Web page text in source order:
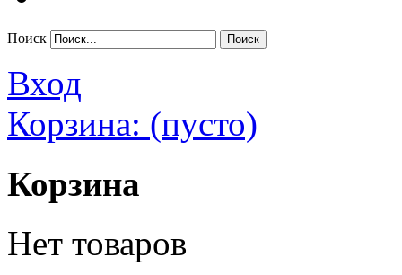
Поиск
Вход
Корзина: (пусто)
Корзина
Нет товаров